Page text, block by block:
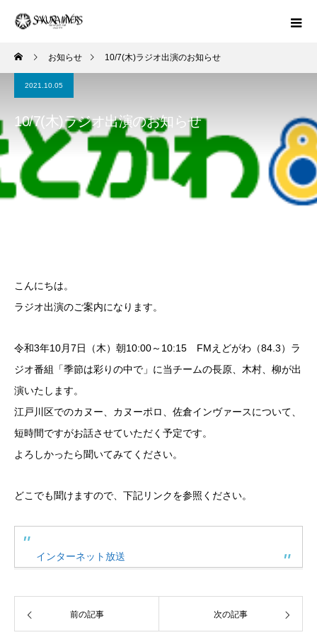
お知らせ 10/7(木)ラジオ出演のお知らせ
2021.10.05
10/7(木)ラジオ出演のお知らせ
こんにちは。
ラジオ出演のご案内になります。
令和3年10月7日（木）朝10:00～10:15 FMえどがわ（84.3）ラ
ジオ番組「季節は彩りの中で」に当チームの長原、木村、柳が出
演いたします。
江戸川区でのカヌー、カヌーポロ、佐倉インヴァースについて、
短時間ですがお話させていただく予定です。
よろしかったら聞いてみてください。
どこでも聞けますので、下記リンクを参照ください。
インターネット放送
前の記事 次の記事